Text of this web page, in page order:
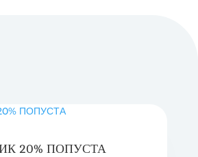
20% ПОПУСТА